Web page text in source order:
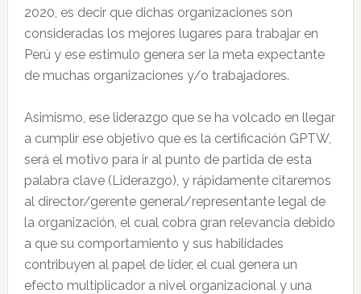
2020, es decir que dichas organizaciones son
consideradas los mejores lugares para trabajar en
Perú y ese estimulo genera ser la meta expectante
de muchas organizaciones y/o trabajadores.
Asimismo, ese liderazgo que se ha volcado en llegar
a cumplir ese objetivo que es la certificación GPTW,
será el motivo para ir al punto de partida de esta
palabra clave (Liderazgo), y rápidamente citaremos
al director/gerente general/representante legal de
la organización, el cual cobra gran relevancia debido
a que su comportamiento y sus habilidades
contribuyen al papel de líder, el cual genera un
efecto multiplicador a nivel organizacional y una